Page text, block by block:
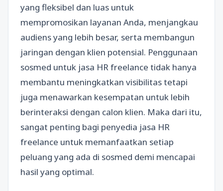
yang fleksibel dan luas untuk
mempromosikan layanan Anda, menjangkau
audiens yang lebih besar, serta membangun
jaringan dengan klien potensial. Penggunaan
sosmed untuk jasa HR freelance tidak hanya
membantu meningkatkan visibilitas tetapi
juga menawarkan kesempatan untuk lebih
berinteraksi dengan calon klien. Maka dari itu,
sangat penting bagi penyedia jasa HR
freelance untuk memanfaatkan setiap
peluang yang ada di sosmed demi mencapai
hasil yang optimal.